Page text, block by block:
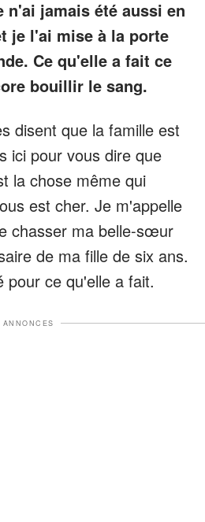
n'ai jamais été aussi en
je l'ai mise à la porte
Ce qu'elle a fait ce
bouillir le sang.
disent que la famille est
ici pour vous dire que
la chose même qui
est cher. Je m'appelle
chasser ma belle-sœur
de ma fille de six ans.
pour ce qu'elle a fait.
ANNONCES